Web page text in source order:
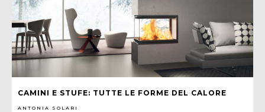
CAMINI E STUFE: TUTTE LE FORME DEL CALORE
ANTONIA SOLARI